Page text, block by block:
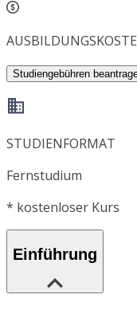
Studiengebühren
STUDIENFORMAT
Fernstudium
* kostenloser Kurs
Einführung